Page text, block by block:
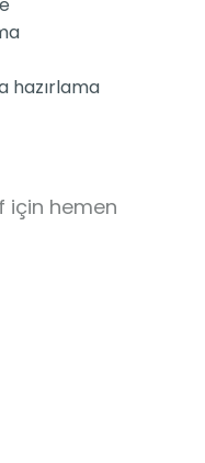
hazırlama
için hemen